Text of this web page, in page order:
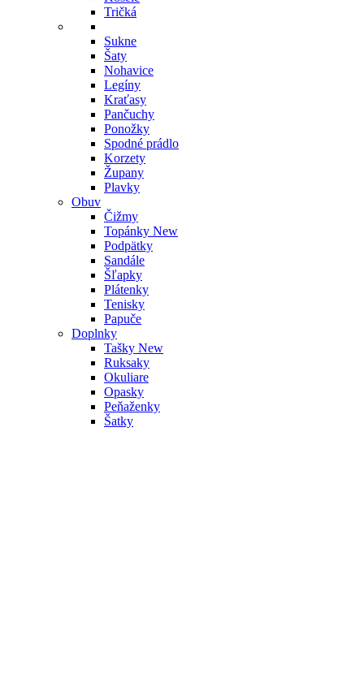
Tričká
Sukne
Šaty
Nohavice
Legíny
Kraťasy
Pančuchy
Ponožky
Spodné prádlo
Korzety
Župany
Plavky
Obuv
Čižmy
Topánky New
Podpätky
Sandále
Šľapky
Plátenky
Tenisky
Papuče
Doplnky
Tašky New
Ruksaky
Okuliare
Opasky
Peňaženky
Šatky